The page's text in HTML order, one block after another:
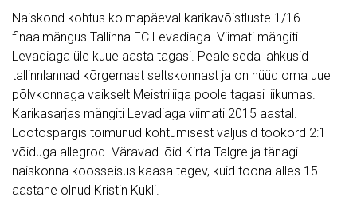
Naiskond kohtus kolmapäeval karikavõistluste 1/16
finaalmängus Tallinna FC Levadiaga. Viimati mängiti
Levadiaga üle kuue aasta tagasi. Peale seda lahkusid
tallinnlannad kõrgemast seltskonnast ja on nüüd oma uue
põlvkonnaga vaikselt Meistriliiga poole tagasi liikumas.
Karikasarjas mängiti Levadiaga viimati 2015 aastal.
Lootospargis toimunud kohtumisest väljusid tookord 2:1
võiduga allegrod. Väravad lõid Kirta Talgre ja tänagi
naiskonna koosseisus kaasa tegev, kuid toona alles 15
aastane olnud Kristin Kukli.